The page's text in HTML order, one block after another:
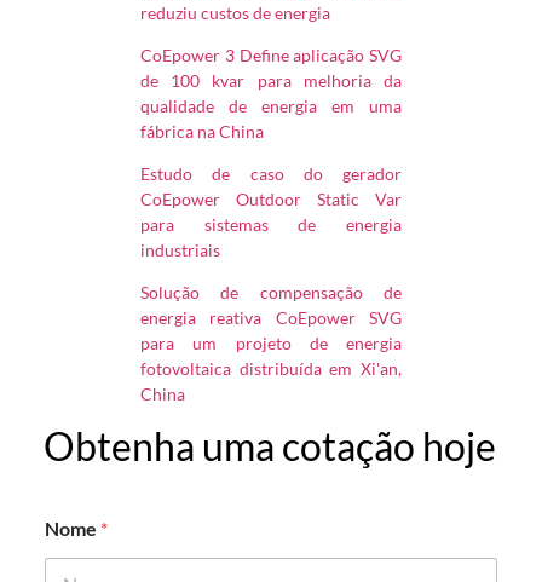
reduziu custos de energia
CoEpower 3 Define aplicação SVG
de 100 kvar para melhoria da
qualidade de energia em uma
fábrica na China
Estudo de caso do gerador
CoEpower Outdoor Static Var
para sistemas de energia
industriais
Solução de compensação de
energia reativa CoEpower SVG
para um projeto de energia
fotovoltaica distribuída em Xi'an,
China
Obtenha uma cotação hoje
Nome *